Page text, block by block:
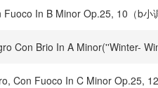
In B Minor Op.25, 10（b小
Con Brio In A Minor(''Winter-
Con Fuoco In C Minor Op.25, 12